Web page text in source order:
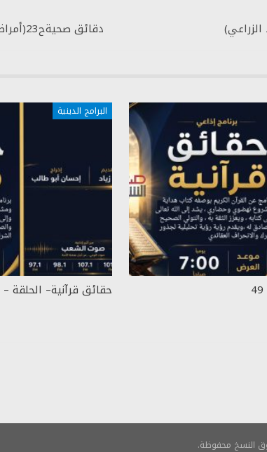
دقائق صحيةح23(أمراض الجهاز التنفسي لدى الأطفال)
البرامج الدينية
حقائق قرآنية– الحلقة – 48